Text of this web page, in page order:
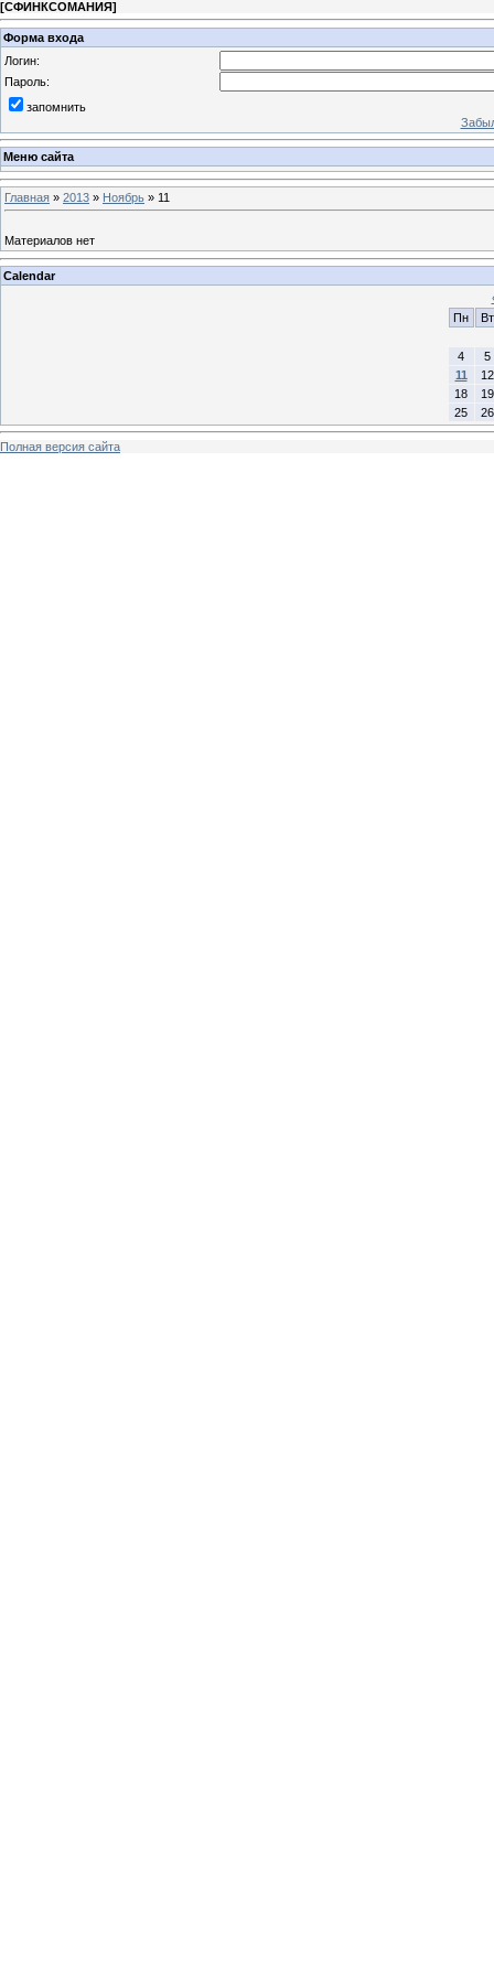
[СФИНКСОМАНИЯ]
Форма входа
Логин:
Пароль:
запомнить
Меню сайта
Главная » 2013 » Ноябрь » 11
Материалов нет
Calendar
Пн
Вт
4
5
11
12
18
19
25
26
Полная версия сайта